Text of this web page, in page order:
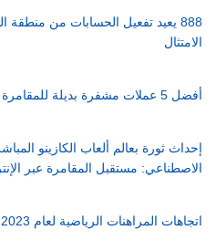
888 يعيد تفعيل الحسابات من
الامتثال
أفضل 5 عملات مشفرة بديلة للمقامرة عبر الإنترنت
إحداث ثورة بعالم ألعاب الكازينو
الاصطناعي: مستقبل المقامرة عبر
اتجاهات المراهنات الرياضية لعام 2023